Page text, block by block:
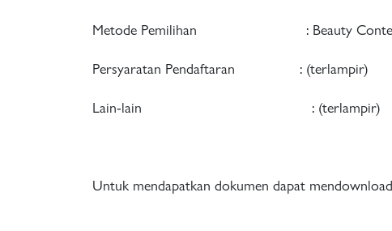
Metode Pemilihan : Beauty
Persyaratan Pendaftaran : (terlampir)
Lain-lain : (terlampir)
Untuk mendapatkan dokumen dapat